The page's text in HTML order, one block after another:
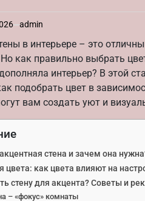
admin
в интерьере – это
как правильно выбрать
интерьер? В этой
подобрать цвет в
вам создать уют и
стена и зачем она
цвета: как цвета влияют на
стену для акцента? Советы и
– «фокус» комнаты